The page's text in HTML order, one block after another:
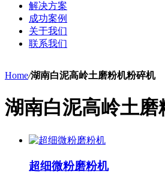
解决方案
成功案例
关于我们
联系我们
Home/湖南白泥高岭土磨粉机粉碎机
湖南白泥高岭土磨
超细微粉磨粉机